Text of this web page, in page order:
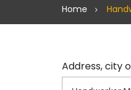
Home
Address, city